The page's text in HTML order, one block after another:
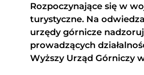
Rozpoczynające się w
turystyczne. Na
urzędy górnicze
prowadzących
Wyższy Urząd Górniczy